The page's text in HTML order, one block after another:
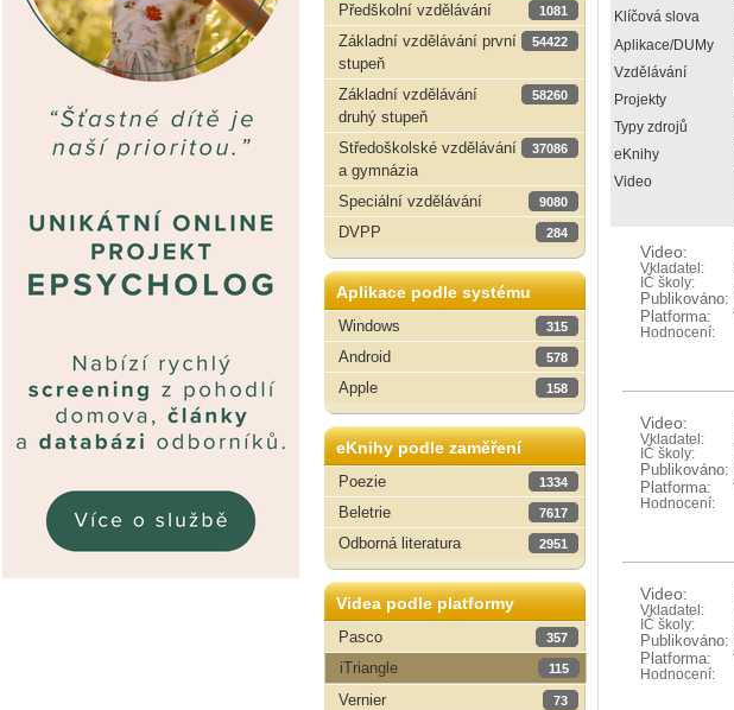
Předškolní vzdělávání
1081
Základní vzdělávání první
stupeň
54422
Základní vzdělávání
druhý stupeň
58260
Středoškolské vzdělávání
a gymnázia
37086
Speciální vzdělávání 9080
DVPP 284
Aplikace podle systému
Windows
315
Android 578
Apple 158
eKnihy podle zaměření
Poezie
1334
Beletrie 7617
Odborná literatura 2951
Videa podle platformy
Pasco
357
iTriangle 115
Vernier 73
Klíčová slova
Aplikace/DUMy
Vzdělávání
Projekty
Typy zdrojů
eKnihy
Video
Video:
Vkladatel:
IČ školy:
Publikováno:
Platforma:
Hodnocení:
Video:
Vkladatel:
IČ školy:
Publikováno:
Platforma:
Hodnocení:
Video:
Vkladatel:
IČ školy:
Publikováno:
Platforma:
Hodnocení: